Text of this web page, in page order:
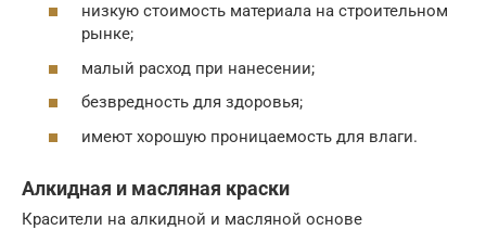
низкую стоимость материала на строительном
рынке;
малый расход при нанесении;
безвредность для здоровья;
имеют хорошую проницаемость для влаги.
Алкидная и масляная краски
Красители на алкидной и масляной основе